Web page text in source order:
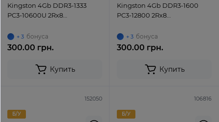
Kingston 4Gb DDR3-1333
PC3-10600U 2Rx8
ECC Unbuffered
+ 3 бонуса
300.00 грн.
Купить
Kingston 4Gb DDR3-1600
PC3-12800 2Rx8
ECC Unbuffered
+ 3 бонуса
300.00 грн.
Купить
152050
Б/У
106816
Б/У